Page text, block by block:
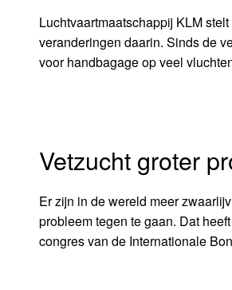
Luchtvaartmaatschappij KLM
veranderingen daarin. Sinds de
voor handbagage op veel
Vetzucht groter
Er zijn in de wereld meer
probleem tegen te gaan. Dat
congres van de Internationale